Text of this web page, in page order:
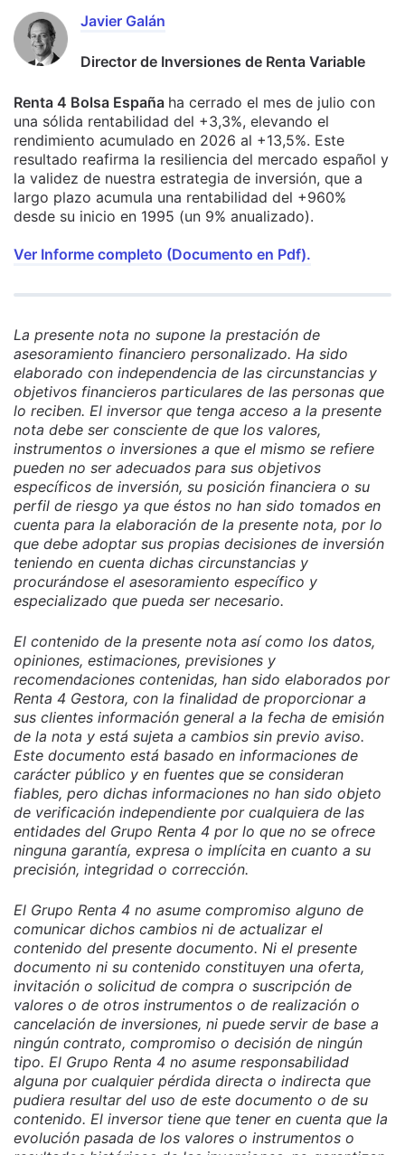
Javier Galán
Director de Inversiones de Renta Variable
Renta 4 Bolsa España ha cerrado el mes de julio con
una sólida rentabilidad del +3,3%, elevando el
rendimiento acumulado en 2026 al +13,5%. Este
resultado reafirma la resiliencia del mercado español y
la validez de nuestra estrategia de inversión, que a
largo plazo acumula una rentabilidad del +960%
desde su inicio en 1995 (un 9% anualizado).
Ver Informe completo (Documento en Pdf).
La presente nota no supone la prestación de
asesoramiento financiero personalizado. Ha sido
elaborado con independencia de las circunstancias y
objetivos financieros particulares de las personas que
lo reciben. El inversor que tenga acceso a la presente
nota debe ser consciente de que los valores,
instrumentos o inversiones a que el mismo se refiere
pueden no ser adecuados para sus objetivos
específicos de inversión, su posición financiera o su
perfil de riesgo ya que éstos no han sido tomados en
cuenta para la elaboración de la presente nota, por lo
que debe adoptar sus propias decisiones de inversión
teniendo en cuenta dichas circunstancias y
procurándose el asesoramiento específico y
especializado que pueda ser necesario.
El contenido de la presente nota así como los datos,
opiniones, estimaciones, previsiones y
recomendaciones contenidas, han sido elaborados por
Renta 4 Gestora, con la finalidad de proporcionar a
sus clientes información general a la fecha de emisión
de la nota y está sujeta a cambios sin previo aviso.
Este documento está basado en informaciones de
carácter público y en fuentes que se consideran
fiables, pero dichas informaciones no han sido objeto
de verificación independiente por cualquiera de las
entidades del Grupo Renta 4 por lo que no se ofrece
ninguna garantía, expresa o implícita en cuanto a su
precisión, integridad o corrección.
El Grupo Renta 4 no asume compromiso alguno de
comunicar dichos cambios ni de actualizar el
contenido del presente documento. Ni el presente
documento ni su contenido constituyen una oferta,
invitación o solicitud de compra o suscripción de
valores o de otros instrumentos o de realización o
cancelación de inversiones, ni puede servir de base a
ningún contrato, compromiso o decisión de ningún
tipo. El Grupo Renta 4 no asume responsabilidad
alguna por cualquier pérdida directa o indirecta que
pudiera resultar del uso de este documento o de su
contenido. El inversor tiene que tener en cuenta que la
evolución pasada de los valores o instrumentos o